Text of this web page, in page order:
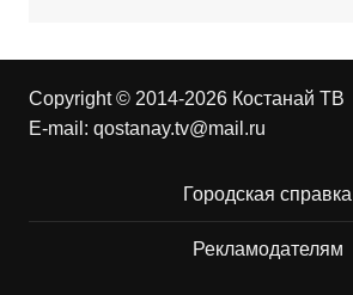
Copyright © 2014-2026 Костанай ТВ
E-mail: qostanay.tv@mail.ru
Городская справка
Рекламодателям